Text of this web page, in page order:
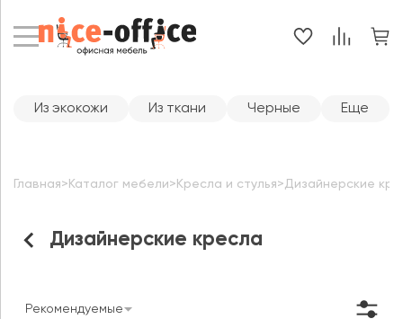
Дизайнерские кресла
Главная> Каталог мебели> Кресла и стулья>Дизайнерские
Из экокожи Из ткани Черные Еще
Рекомендуемые